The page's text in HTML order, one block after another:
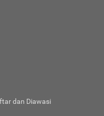
dan Diawasi